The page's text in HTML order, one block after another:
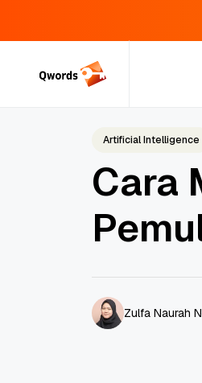
Artificial Intelligence
Cara
Zulfa Naurah